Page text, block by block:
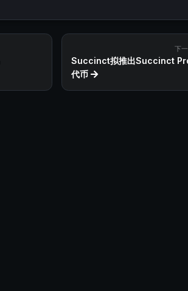
下
Succinct拟推出Succinct
代币